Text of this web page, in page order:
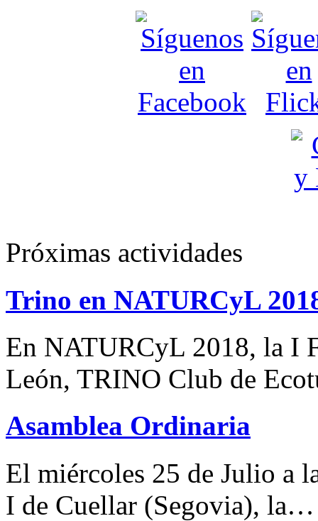
Próximas actividades
Trino en NATURCyL
En NATURCyL 2018, la I
León, TRINO Club de
Asamblea Ordinaria
El miércoles 25 de Julio a
I de Cuellar (Segovia), la…